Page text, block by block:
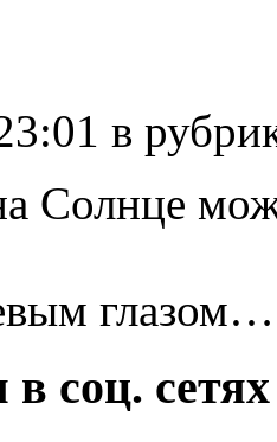
в
Солнце
глазом…
соц. сетях